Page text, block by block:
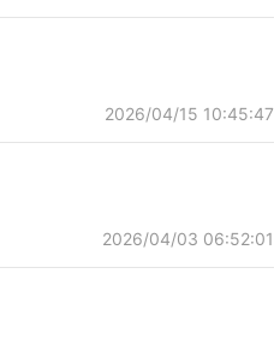
2026/04/15 10:45:47
2026/04/03 06:52:01